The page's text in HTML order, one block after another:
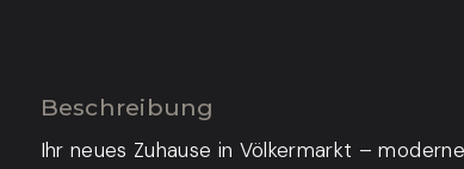
Beschreibung
Ihr neues Zuhause in Völkermarkt –